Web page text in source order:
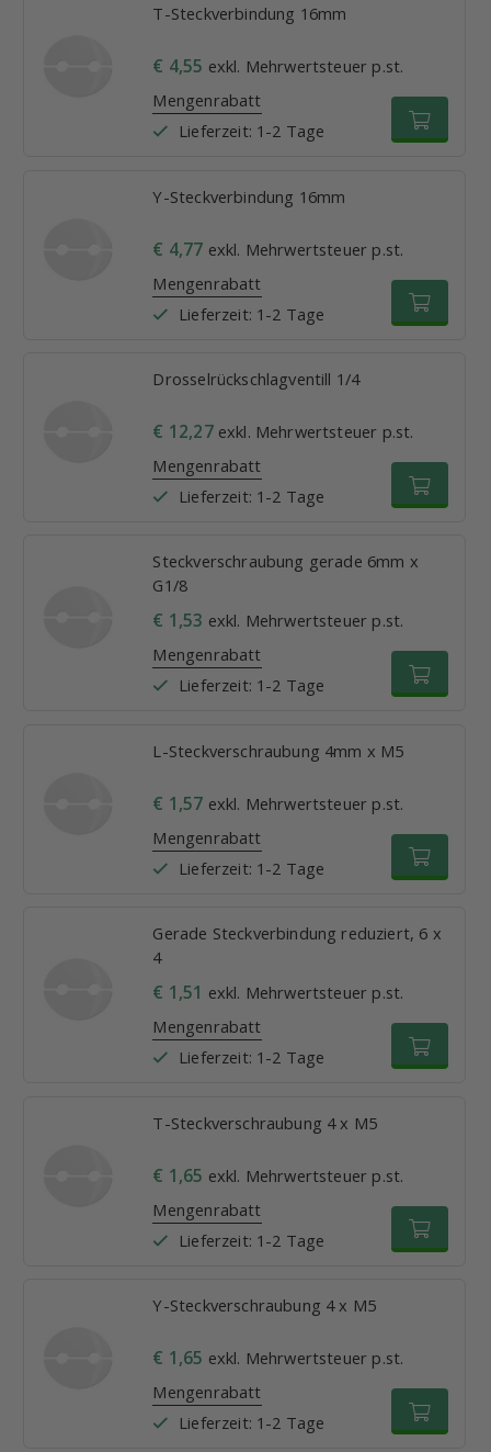
T-Steckverbindung 16mm
€ 4,55 exkl. Mehrwertsteuer p.st.
Mengenrabatt
Lieferzeit: 1-2 Tage
Y-Steckverbindung 16mm
€ 4,77 exkl. Mehrwertsteuer p.st.
Mengenrabatt
Lieferzeit: 1-2 Tage
Drosselrückschlagventill 1/4
€ 12,27exkl. Mehrwertsteuer p.st.
Mengenrabatt
Lieferzeit: 1-2 Tage
Steckverschraubung gerade 6mm x
G1/8
€ 1,53 exkl. Mehrwertsteuer p.st.
Mengenrabatt
Lieferzeit: 1-2 Tage
L-Steckverschraubung 4mm x M5
€ 1,57 exkl. Mehrwertsteuer p.st.
Mengenrabatt
Lieferzeit: 1-2 Tage
Gerade Steckverbindung reduziert, 6 x
4
€ 1,51 exkl. Mehrwertsteuer p.st.
Mengenrabatt
Lieferzeit: 1-2 Tage
T-Steckverschraubung 4 x M5
€ 1,65 exkl. Mehrwertsteuer p.st.
Mengenrabatt
Lieferzeit: 1-2 Tage
Y-Steckverschraubung 4 x M5
€ 1,65 exkl. Mehrwertsteuer p.st.
Mengenrabatt
Lieferzeit: 1-2 Tage